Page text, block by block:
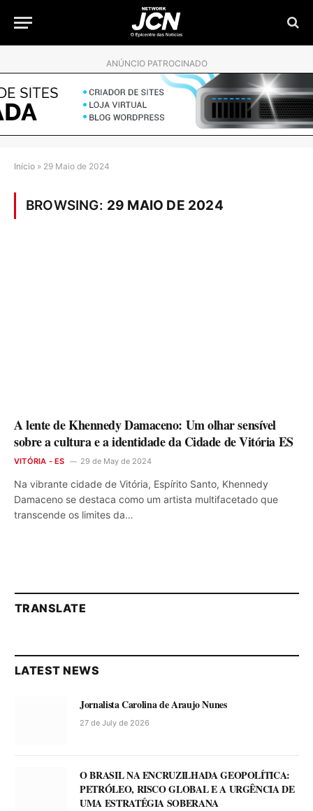
ANÚNCIO PATROCINADO
Início » 29 Maio de 2024
BROWSING: 29 MAIO DE 2024
A lente de Khennedy Damaceno: Um olhar sensível
sobre a cultura e a identidade da Cidade de Vitória ES
VITÓRIA - ES 29 de May de 2024
Na vibrante cidade de Vitória, Espírito Santo, Khennedy
Damaceno se destaca como um artista multifacetado que
transcende os limites da…
TRANSLATE
LATEST NEWS
Jornalista Carolina de Araujo Nunes
27 de July de 2026
O BRASIL NA ENCRUZILHADA GEOPOLÍTICA:
PETRÓLEO, RISCO GLOBAL E A URGÊNCIA DE
UMA ESTRATÉGIA SOBERANA